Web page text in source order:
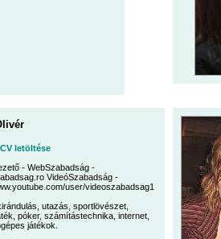
CV letöltése
- WebSzabadság -
VideóSzabadság -
user/videoszabadsag1
utazás, sportlövészet,
póker, számítástechnika, internet,
játékok.